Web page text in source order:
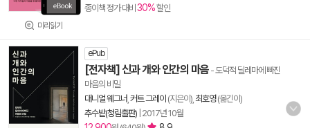
미리읽기
종이책 정가 대비 30%할인
ePub
[전자책] 신과 개와 인간의 마음 - 도덕적 딜레마에 빠진
마음의 비밀
대니얼 웨그너 커트 그레이 (지은이), 최호영(옮긴이)
추수밭(청림출판) 2017년 10월